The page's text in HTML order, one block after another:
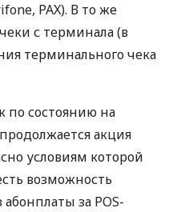
PAX). В то же
с терминала (в
терминального чека
по состоянию на
акция
условиям которой
возможность
за POS-